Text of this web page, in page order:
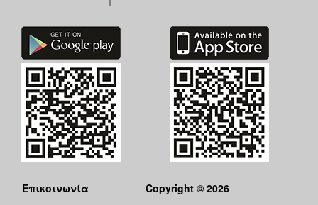
Επικοινωνία
Copyright © 2026